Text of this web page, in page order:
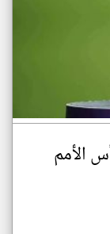
الأمم